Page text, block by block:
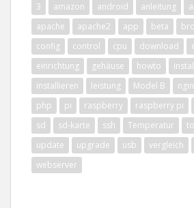
3 amazon android anleitung
apache
apache2 app beta
config
control cpu download
einrichtung
gehäuse howto
installieren
leistung Model B
php
pi raspberry raspberry pi
sd
sd-karte ssh Temperatur
update
upgrade usb vergleich
webserver